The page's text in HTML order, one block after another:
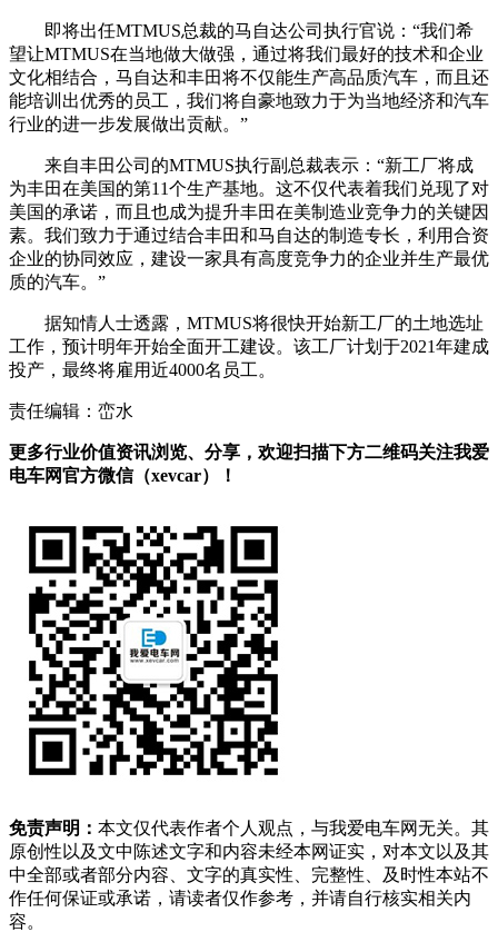
即将出任MTMUS总裁的马自达公司执行官说：“我们希
望让MTMUS在当地做大做强，通过将我们最好的技术和企业
文化相结合，马自达和丰田将不仅能生产高品质汽车，而且还
能培训出优秀的员工，我们将自豪地致力于为当地经济和汽车
行业的进一步发展做出贡献。”
来自丰田公司的MTMUS执行副总裁表示：“新工厂将成
为丰田在美国的第11个生产基地。这不仅代表着我们兑现了对
美国的承诺，而且也成为提升丰田在美制造业竞争力的关键因
素。我们致力于通过结合丰田和马自达的制造专长，利用合资
企业的协同效应，建设一家具有高度竞争力的企业并生产最优
质的汽车。”
据知情人士透露，MTMUS将很快开始新工厂的土地选址
工作，预计明年开始全面开工建设。该工厂计划于2021年建成
投产，最终将雇用近4000名员工。
责任编辑：峦水
更多行业价值资讯浏览、分享，欢迎扫描下方二维码关注我爱
电车网官方微信（xevcar）！
免责声明： 本文仅代表作者个人观点，与我爱电车网无关。其
原创性以及文中陈述文字和内容未经本网证实，对本文以及其
中全部或者部分内容、文字的真实性、完整性、及时性本站不
作任何保证或承诺，请读者仅作参考，并请自行核实相关内
容。